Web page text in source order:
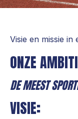
Visie en missie in
ONZE
DE MEEST
VISIE: